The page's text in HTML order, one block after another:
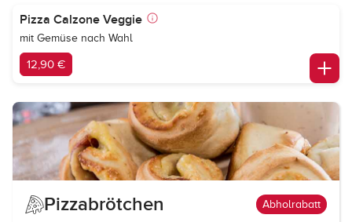
Pizza Calzone Veggie
mit Gemüse nach Wahl
12,90 €
Pizzabrötchen Abholrabatt